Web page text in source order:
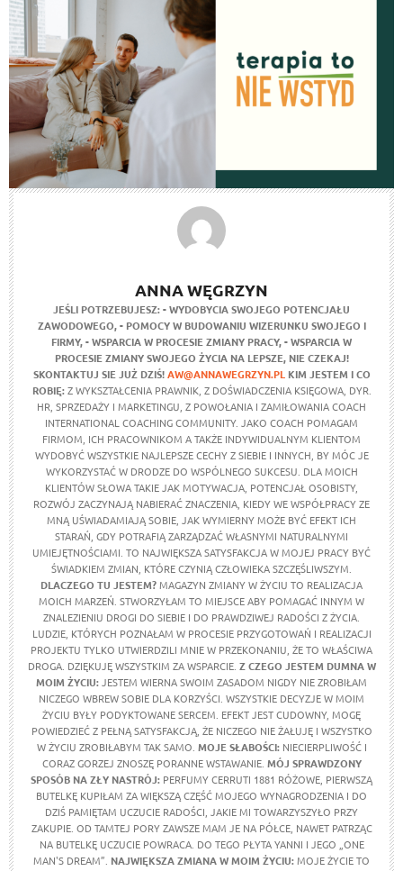
ANNA WĘGRZYN
JEŚLI POTRZEBUJESZ:- WYDOBYCIA SWOJEGO POTENCJAŁU
ZAWODOWEGO, - POMOCY W BUDOWANIU WIZERUNKU SWOJEGO I
FIRMY,- WSPARCIA W PROCESIE ZMIANY PRACY,- WSPARCIA W
PROCESIE ZMIANY SWOJEGO ŻYCIA NA LEPSZE, NIE CZEKAJ!
SKONTAKTUJ SIE JUŻ DZIŚ!AW@ANNAWEGRZYN.PL KIM JESTEM I CO
ROBIĘ:Z WYKSZTAŁCENIA PRAWNIK, Z DOŚWIADCZENIA KSIĘGOWA, DYR.
HR, SPRZEDAŻY I MARKETINGU, Z POWOŁANIA I ZAMIŁOWANIA COACH
INTERNATIONAL COACHING COMMUNITY. JAKO COACH POMAGAM
FIRMOM, ICH PRACOWNIKOM A TAKŻE INDYWIDUALNYM KLIENTOM
WYDOBYĆ WSZYSTKIE NAJLEPSZE CECHY Z SIEBIE I INNYCH, BY MÓC JE
WYKORZYSTAĆ W DRODZE DO WSPÓLNEGO SUKCESU. DLA MOICH
KLIENTÓW SŁOWA TAKIE JAK MOTYWACJA, POTENCJAŁ OSOBISTY,
ROZWÓJ ZACZYNAJĄ NABIERAĆ ZNACZENIA, KIEDY WE WSPÓŁPRACY ZE
MNĄ UŚWIADAMIAJĄ SOBIE, JAK WYMIERNY MOŻE BYĆ EFEKT ICH
STARAŃ, GDY POTRAFIĄ ZARZĄDZAĆ WŁASNYMI NATURALNYMI
UMIEJĘTNOŚCIAMI. TO NAJWIĘKSZA SATYSFAKCJA W MOJEJ PRACY BYĆ
ŚWIADKIEM ZMIAN, KTÓRE CZYNIĄ CZŁOWIEKA SZCZĘŚLIWSZYM.
DLACZEGO TU JESTEM?MAGAZYN ZMIANY W ŻYCIU TO REALIZACJA
MOICH MARZEŃ. STWORZYŁAM TO MIEJSCE ABY POMAGAĆ INNYM W
ZNALEZIENIU DROGI DO SIEBIE I DO PRAWDZIWEJ RADOŚCI Z ŻYCIA.
LUDZIE, KTÓRYCH POZNAŁAM W PROCESIE PRZYGOTOWAŃ I REALIZACJI
PROJEKTU TYLKO UTWIERDZILI MNIE W PRZEKONANIU, ŻE TO WŁAŚCIWA
DROGA. DZIĘKUJĘ WSZYSTKIM ZA WSPARCIE. Z CZEGO JESTEM DUMNA W
MOIM ŻYCIU:JESTEM WIERNA SWOIM ZASADOM NIGDY NIE ZROBIŁAM
NICZEGO WBREW SOBIE DLA KORZYŚCI. WSZYSTKIE DECYZJE W MOIM
ŻYCIU BYŁY PODYKTOWANE SERCEM. EFEKT JEST CUDOWNY, MOGĘ
POWIEDZIEĆ Z PEŁNĄ SATYSFAKCJĄ, ŻE NICZEGO NIE ŻAŁUJĘ I WSZYSTKO
W ŻYCIU ZROBIŁABYM TAK SAMO. MOJE SŁABOŚCI:NIECIERPLIWOŚĆ I
CORAZ GORZEJ ZNOSZĘ PORANNE WSTAWANIE. MÓJ SPRAWDZONY
SPOSÓB NA ZŁY NASTRÓJ: PERFUMY CERRUTI 1881 RÓŻOWE, PIERWSZĄ
BUTELKĘ KUPIŁAM ZA WIĘKSZĄ CZĘŚĆ MOJEGO WYNAGRODZENIA I DO
DZIŚ PAMIĘTAM UCZUCIE RADOŚCI, JAKIE MI TOWARZYSZYŁO PRZY
ZAKUPIE. OD TAMTEJ PORY ZAWSZE MAM JE NA PÓŁCE, NAWET PATRZĄC
NA BUTELKĘ UCZUCIE POWRACA. DO TEGO PŁYTA YANNI I JEGO „ONE
MAN'S DREAM”. NAJWIĘKSZA ZMIANA W MOIM ŻYCIU:MOJE ŻYCIE TO